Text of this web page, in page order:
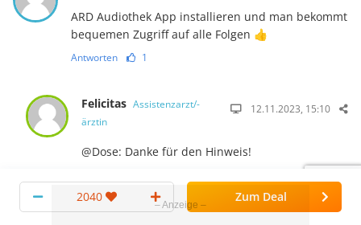
ARD Audiothek App installieren und man bekommt
bequemen Zugriff auf alle Folgen 👍
Antworten 1
Felicitas Assistenzarzt/-
ärztin
12.11.2023, 15:10
@Dose: Danke für den Hinweis!
2040 Zum Deal